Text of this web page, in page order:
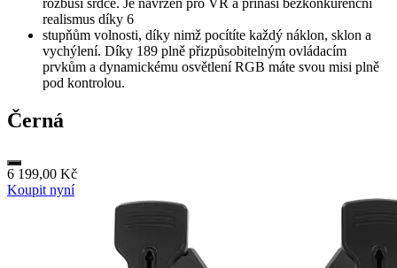
realismus díky 6
stupňům volnosti, díky nimž pocítíte každý náklon, sklon a
vychýlení. Díky 189 plně přizpůsobitelným ovládacím
prvkům a dynamickému osvětlení RGB máte svou misi plně
pod kontrolou.
Černá
6 199,00 Kč
Koupit nyní